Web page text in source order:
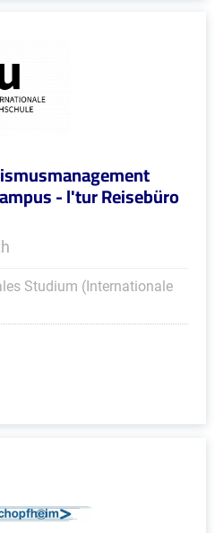
- l'tur Reisebüro
Studium (Internationale